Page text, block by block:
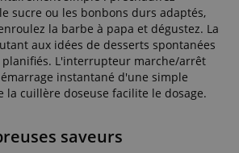
sucre ou les bonbons durs adaptés,
la barbe à papa et dégustez. La
aux idées de desserts spontanées
planifiés. L'interrupteur marche/arrêt
instantané d'une simple
la cuillère doseuse facilite le dosage.
saveurs